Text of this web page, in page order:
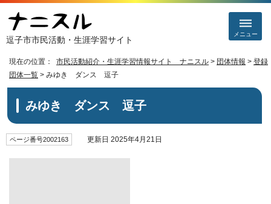
逗子市市民活動・生涯学習サイト
メニュー
現在の位置： 市民活動紹介・生涯学習情報サイト ナニスル > 団体情報 > 登録
団体一覧 > みゆき ダンス 逗子
みゆき ダンス 逗子
ページ番号2002163 更新日 2025年4月21日